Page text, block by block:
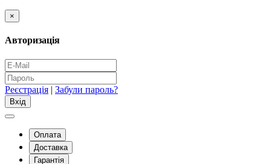
×
Авторизація
Реєстрація | Забули пароль?
Оплата
Доставка
Гарантія